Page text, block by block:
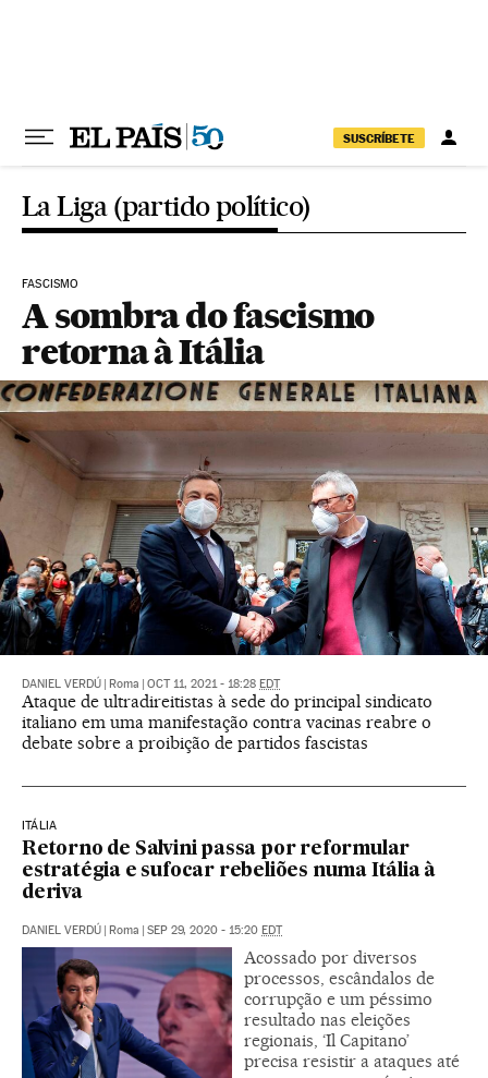
SUSCRÍBETE
La Liga (partido político)
FASCISMO
A sombra do fascismo
retorna à Itália
DANIEL VERDÚ Roma OCT 11, 2021 - 18:28 EDT
Ataque de ultradireitistas à sede do principal sindicato
italiano em uma manifestação contra vacinas reabre o
debate sobre a proibição de partidos fascistas
ITÁLIA
Retorno de Salvini passa por reformular
estratégia e sufocar rebeliões numa Itália à
deriva
DANIEL VERDÚ Roma SEP 29, 2020 - 15:20 EDT
Acossado por diversos
processos, escândalos de
corrupção e um péssimo
resultado nas eleições
regionais, ‘Il Capitano’
precisa resistir a ataques até